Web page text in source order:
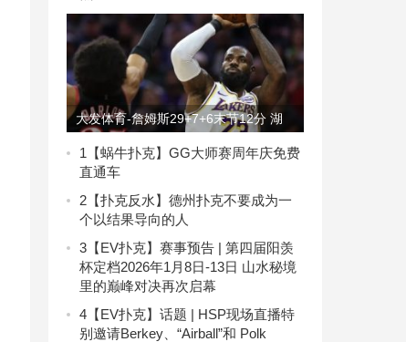
大发体育-詹姆斯29+7+6末节12分 湖
人险胜76人避免连败，大发助力你的致
富之路！
1 【蜗牛扑克】GG大师赛周年庆免费
直通车
2 【扑克反水】德州扑克不要成为一
个以结果导向的人
3 【EV扑克】赛事预告 | 第四届阳羡
杯定档2026年1月8日-13日 山水秘境
里的巅峰对决再次启幕
4 【EV扑克】话题 | HSP现场直播特
别邀请Berkey、“Airball”和 Polk